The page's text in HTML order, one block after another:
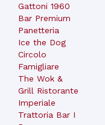
Gattoni 1960
Bar Premium
Panetteria
Ice the Dog
Circolo
Famigliare
The Wok &
Grill Ristorante
Imperiale
Trattoria Bar I